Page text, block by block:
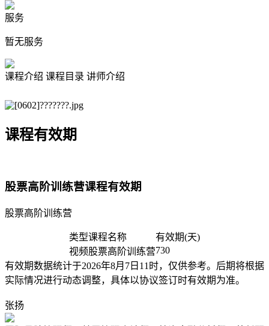
服务
暂无服务
课程介绍 课程目录 讲师介绍
课程有效期
股票高阶训练营课程有效期
股票高阶训练营
类型课程名称
有效期(天)
视频股票高阶训练营730
有效期数据统计于2026年8月7日11时，仅供参考。后期将根据
实际情况进行动态调整，具体以协议签订时有效期为准。
张扬